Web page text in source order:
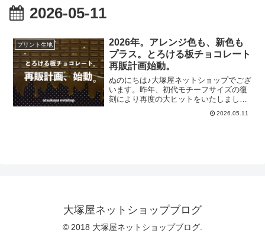
2026-05-11
プリント生地
2026年。アレンジ色も、新色も
プラス。とろける板チョコレート
再販計画始動。
ぬのにちは♪大塚屋ネットショップでござ
います。昨年、初代モチーフサイズの復
刻により再度の大ヒットをいたしました
「とろける板チョコレート」。こちらの
画像は、その発売時に撮影したものです
ざいます）スタッフ同士でアイディアを
出し合い、2026年版もとろける板チョコ
レートの魅力はそのままに、ますま
2026.05.11
大塚屋ネットショップブログ
© 2018 大塚屋ネットショップブログ.